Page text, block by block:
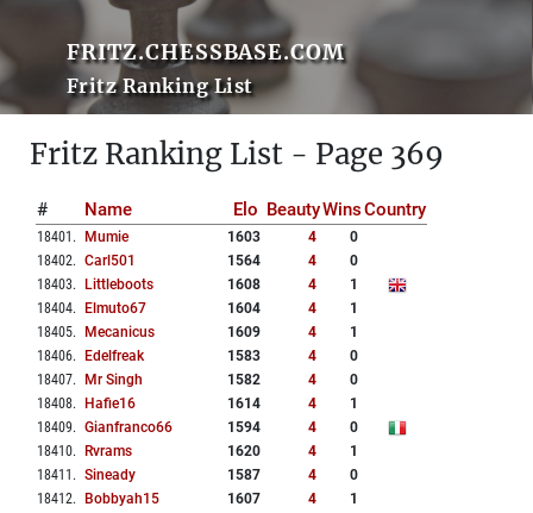
FRITZ.CHESSBASE.COM
Fritz Ranking List
Fritz Ranking List - Page 369
# Name Elo BeautyWinsCountry
18401 . Mumie 1603 4
0
18402. Carl501 1564 4
0
18403. Littleboots 1608 4
1
18404. Elmuto67 1604 4
1
18405. Mecanicus 1609 4
1
18406. Edelfreak 1583 4
0
18407. Mr Singh 1582 4
0
18408. Hafie16 1614 4
1
18409. Gianfranco66 1594 4
0
18410. Rvrams 1620 4
1
18411 . Sineady 1587 4
0
18412. Bobbyah15 1607 4
1